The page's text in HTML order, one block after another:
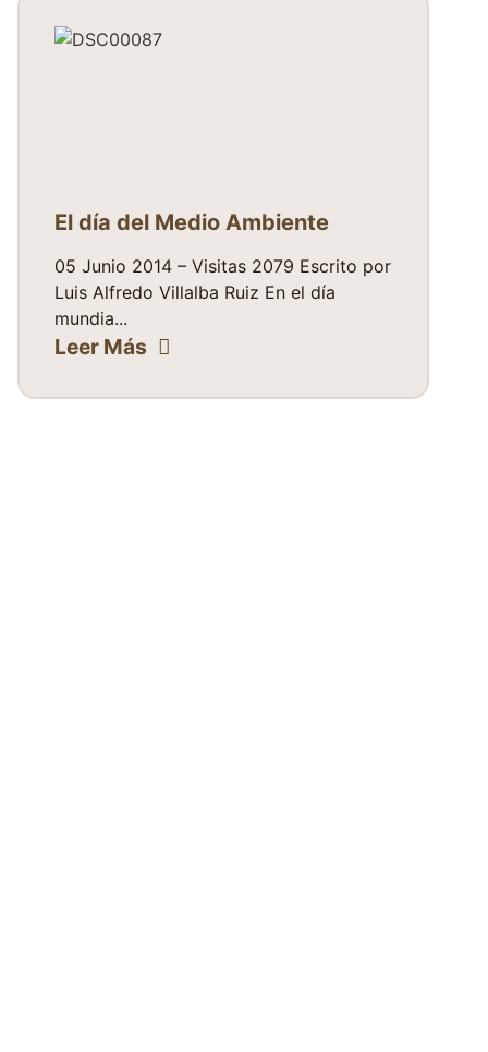
El día del Medio Ambiente
05 Junio 2014 – Visitas 2079 Escrito por
Luis Alfredo Villalba Ruiz En el día
mundia...
Leer Más